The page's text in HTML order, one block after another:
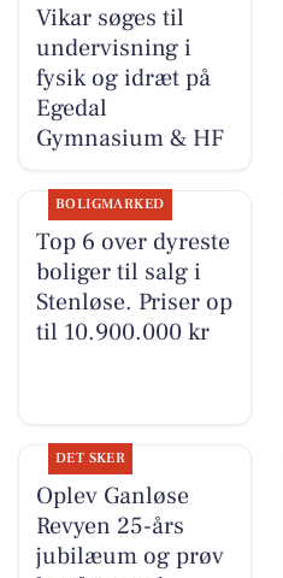
Vikar søges til
undervisning i
fysik og idræt på
Egedal
Gymnasium & HF
BOLIGMARKED
Top 6 over dyreste
boliger til salg i
Stenløse. Priser op
til 10.900.000 kr
DET SKER
Oplev Ganløse
Revyen 25-års
jubilæum og prøv